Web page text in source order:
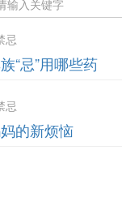
忌
“忌”用哪些药
忌
的新烦恼